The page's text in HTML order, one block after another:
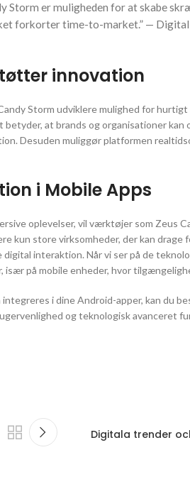
Storm er muligheden for at skabe
forkorter time-to-market.” —
innovation
Storm udviklere mulighed for hurtigt
at brands og organisationer kan
Desuden muliggør platformen
i Mobile Apps
oplevelser, vil værktøjer som Zeus
kun store virksomheder, der kan drage
interaktion. Når vi ser på de
på mobile enheder, hvor
i dine Android-apper, kan du
og teknologisk avanceret
Digitala trender